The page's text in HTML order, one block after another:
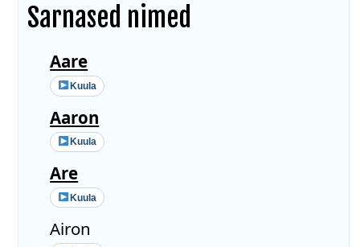
Sarnased nimed
Aare
Kuula
Aaron
Kuula
Are
Kuula
Airon